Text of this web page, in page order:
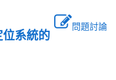
問題討論
位系統的